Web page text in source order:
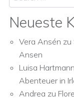
Neueste
Vera Ansén zu
Ansen
Luisa Hartmann
Abenteuer in
Andrea zu